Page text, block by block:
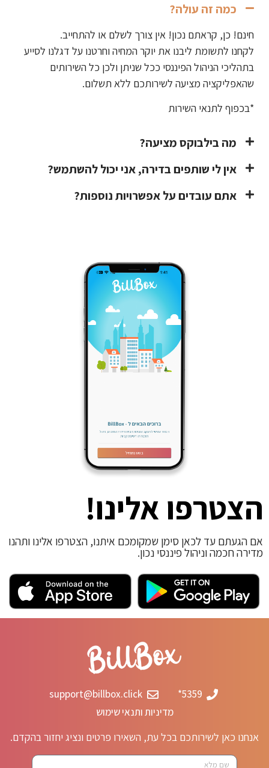
כמה זה עולה?
חינם! כן, קראתם נכון! אין צורך לשלם או להתחייב.
לקחנו לתשומת ליבנו את יוקר המחיה וחרטנו על דגלנו לסייע
בתהליכי הניהול הפיננסי ככל שניתן ולכן כל השירותים
שהאפליקציה מציעה לשירותכם ללא תשלום.
*בכפוף לתנאי השירות
מה בילבוקס מציעה?
אין לי שותפים בדירה, אני יכול להשתמש?
אתם עובדים על אפשרויות נוספות?
הצטרפו אלינו!
אם הגעתם עד לכאן סימן שמקומכם איתנו, הצטרפו אלינו ותהנו
מדירה חכמה וניהול פיננסי נכון.
5359*
support@billbox.click
מדיניות ותנאי שימוש
אנחנו כאן לשירותכם בכל עת, השאירו פרטים ונציג יחזור בהקדם.